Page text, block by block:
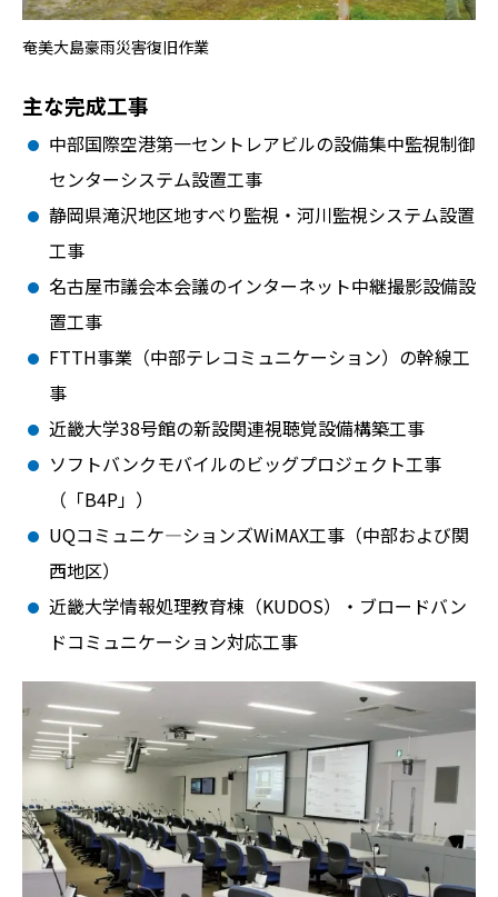
奄美大島豪雨災害復旧作業
主な完成工事
中部国際空港第一セントレアビルの設備集中監視制御
センターシステム設置工事
静岡県滝沢地区地すべり監視・河川監視システム設置
工事
名古屋市議会本会議のインターネット中継撮影設備設
置工事
FTTH事業（中部テレコミュニケーション）の幹線工
事
近畿大学38号館の新設関連視聴覚設備構築工事
ソフトバンクモバイルのビッグプロジェクト工事
（「B4P」）
UQコミュニケ―ションズWiMAX工事（中部および関
西地区）
近畿大学情報処理教育棟（KUDOS）・ブロードバン
ドコミュニケーション対応工事